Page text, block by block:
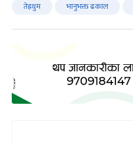
तेह्रथुम भानुभक्त ढकाल